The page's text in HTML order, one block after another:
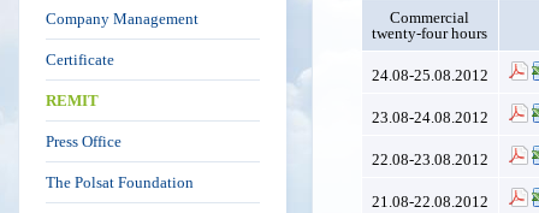
Company Management
Certificate
REMIT
Press Office
The Polsat Foundation
Commercial
twenty-four hours
24.08-25.08.2012
23.08-24.08.2012
22.08-23.08.2012
21.08-22.08.2012